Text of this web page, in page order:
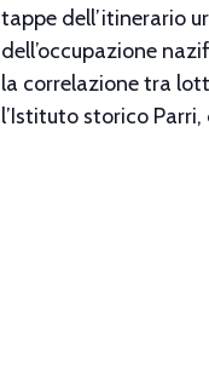
tappe dell’itinerario
dell’occupazione
la correlazione tra
l’Istituto storico